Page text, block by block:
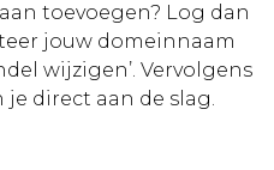
toevoegen? Log dan
jouw domeinnaam
wijzigen’. Vervolgens
je direct aan de slag.